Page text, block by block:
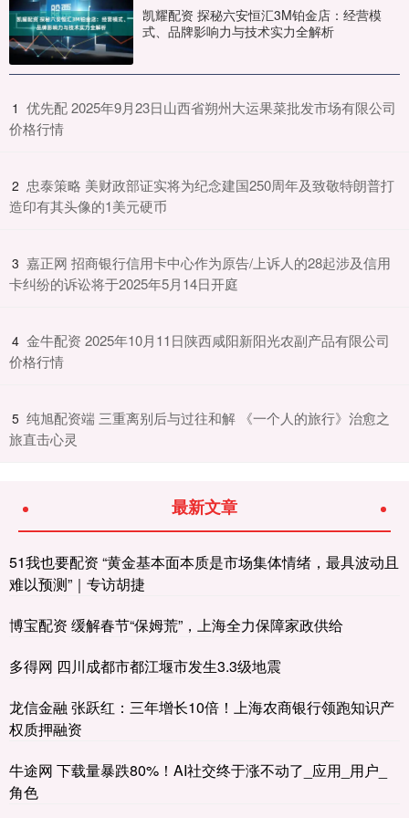
凯耀配资 探秘六安恒汇3M铂金店：经营模
式、品牌影响力与技术实力全解析
1 ​优先配 2025年9月23日山西省朔州大运果菜批发市场有限公司
价格行情
2 ​忠泰策略 美财政部证实将为纪念建国250周年及致敬特朗普打
造印有其头像的1美元硬币
3 ​嘉正网 招商银行信用卡中心作为原告/上诉人的28起涉及信用
卡纠纷的诉讼将于2025年5月14日开庭
4 ​金牛配资 2025年10月11日陕西咸阳新阳光农副产品有限公司
价格行情
5 ​纯旭配资端 三重离别后与过往和解 《一个人的旅行》治愈之
旅直击心灵
最新文章
51我也要配资 “黄金基本面本质是市场集体情绪，最具波动且
难以预测”｜专访胡捷
博宝配资 缓解春节“保姆荒”，上海全力保障家政供给
多得网 四川成都市都江堰市发生3.3级地震
龙信金融 张跃红：三年增长10倍！上海农商银行领跑知识产
权质押融资
牛途网 下载量暴跌80%！AI社交终于涨不动了_应用_用户_
角色